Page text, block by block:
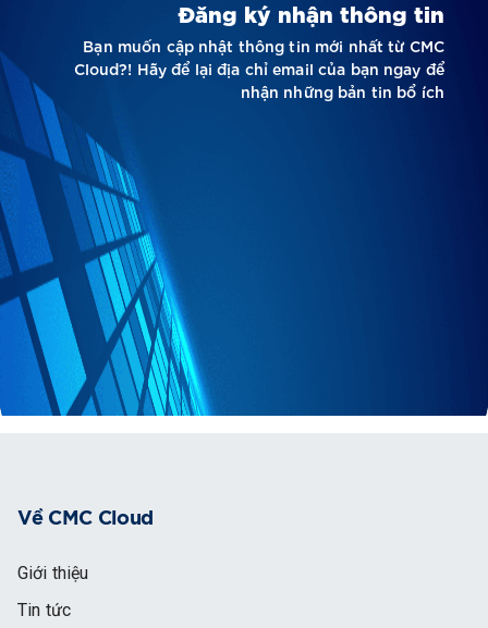
Đăng ký nhận thông tin
Bạn muốn cập nhật thông tin mới nhất từ CMC
Cloud?! Hãy để lại địa chỉ email của bạn ngay để
nhận những bản tin bổ ích
Về CMC Cloud
Giới thiệu
Tin tức